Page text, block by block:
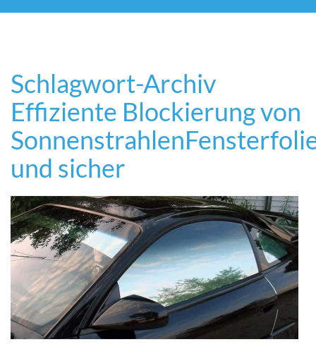
Schlagwort-Archiv
Effiziente Blockierung von
Sonnenstrahlen
und sicher